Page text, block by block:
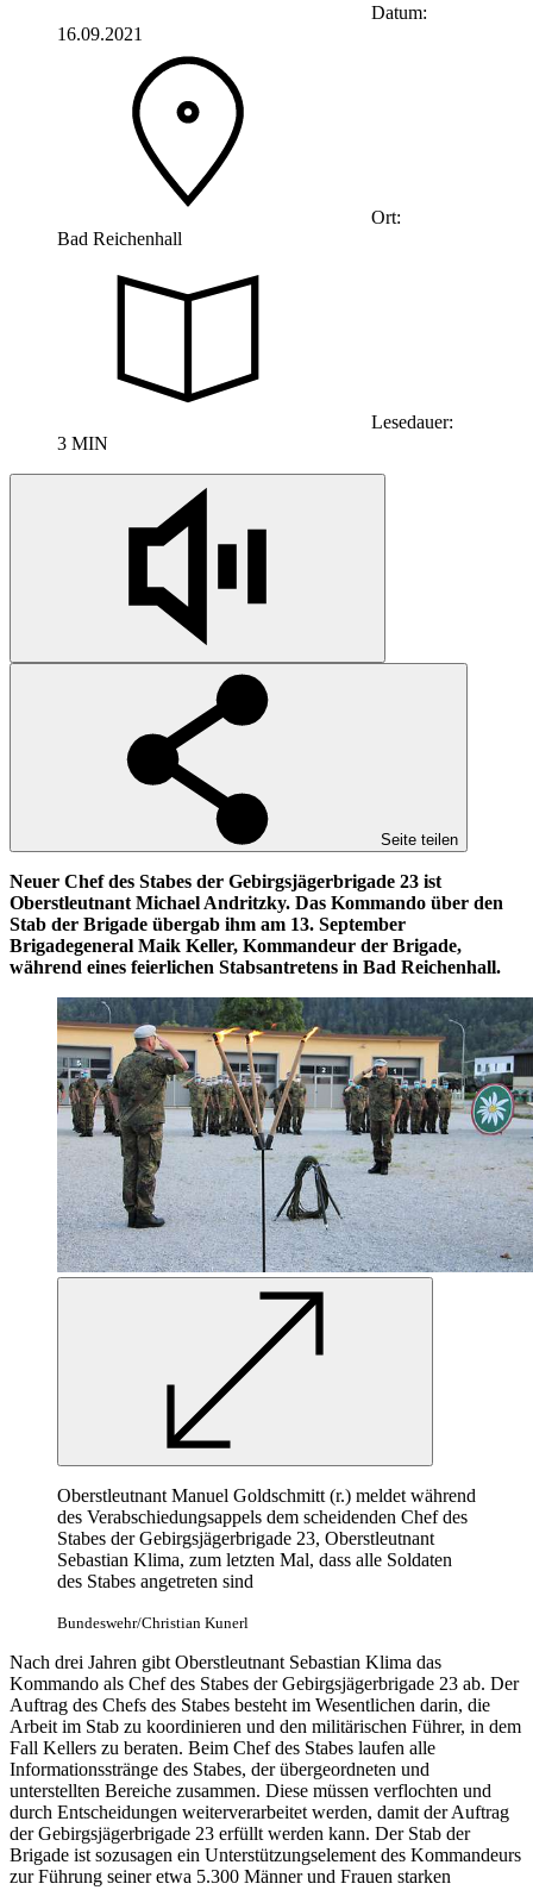
Datum:
16.09.2021
Ort:
Bad Reichenhall
Lesedauer:
3 MIN
Seite teilen
Neuer Chef des Stabes der Gebirgsjägerbrigade 23 ist
Oberstleutnant Michael Andritzky. Das Kommando über den
Stab der Brigade übergab ihm am 13. September
Brigadegeneral Maik Keller, Kommandeur der Brigade,
während eines feierlichen Stabsantretens in Bad Reichenhall.
Oberstleutnant Manuel Goldschmitt (r.) meldet während
des Verabschiedungsappels dem scheidenden Chef des
Stabes der Gebirgsjägerbrigade 23, Oberstleutnant
Sebastian Klima, zum letzten Mal, dass alle Soldaten
des Stabes angetreten sind
Bundeswehr/Christian Kunerl
Nach drei Jahren gibt Oberstleutnant Sebastian Klima das
Kommando als Chef des Stabes der Gebirgsjägerbrigade 23 ab. Der
Auftrag des Chefs des Stabes besteht im Wesentlichen darin, die
Arbeit im Stab zu koordinieren und den militärischen Führer, in dem
Fall Kellers zu beraten. Beim Chef des Stabes laufen alle
Informationsstränge des Stabes, der übergeordneten und
unterstellten Bereiche zusammen. Diese müssen verflochten und
durch Entscheidungen weiterverarbeitet werden, damit der Auftrag
der Gebirgsjägerbrigade 23 erfüllt werden kann. Der Stab der
Brigade ist sozusagen ein Unterstützungselement des Kommandeurs
zur Führung seiner etwa 5.300 Männer und Frauen starken